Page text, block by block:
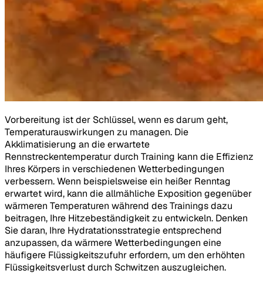
Vorbereitung ist der Schlüssel, wenn es darum geht,
Temperaturauswirkungen zu managen. Die
Akklimatisierung an die erwartete
Rennstreckentemperatur durch Training kann die Effizienz
Ihres Körpers in verschiedenen Wetterbedingungen
verbessern. Wenn beispielsweise ein heißer Renntag
erwartet wird, kann die allmähliche Exposition gegenüber
wärmeren Temperaturen während des Trainings dazu
beitragen, Ihre Hitzebeständigkeit zu entwickeln. Denken
Sie daran, Ihre Hydratationsstrategie entsprechend
anzupassen, da wärmere Wetterbedingungen eine
häufigere Flüssigkeitszufuhr erfordern, um den erhöhten
Flüssigkeitsverlust durch Schwitzen auszugleichen.